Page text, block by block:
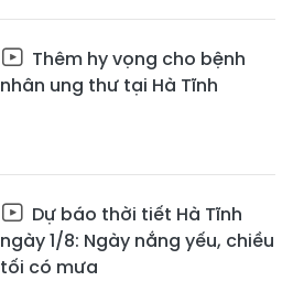
Thêm hy vọng cho bệnh
nhân ung thư tại Hà Tĩnh
Dự báo thời tiết Hà Tĩnh
ngày 1/8: Ngày nắng yếu, chiều
tối có mưa